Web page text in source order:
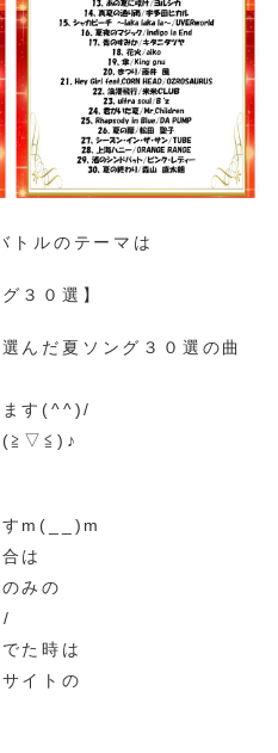
トルのテーマは
３０選】
んだ夏ソング３０選の曲
ます(^^)/
(≧▽≦)♪
すm(__)m
は
みの
た時は
イトの